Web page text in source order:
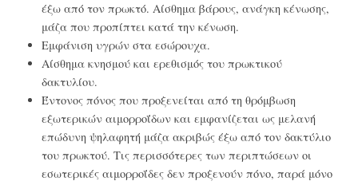
έξω από τον πρωκτό. Αίσθημα βάρους, ανάγκη κένωσης,
μάζα που προπίπτει κατά την κένωση.
Εμφάνιση υγρών στα εσώρουχα.
Αίσθημα κνησμού και ερεθισμός του πρωκτικού
δακτυλίου.
Έντονος πόνος που προξενείται από τη θρόμβωση
εξωτερικών αιμορροΐδων και εμφανίζεται ως μελανή
επώδυνη ψηλαφητή μάζα ακριβώς έξω από τον δακτύλιο
του πρωκτού. Τις περισσότερες των περιπτώσεων οι
εσωτερικές αιμορροΐδες δεν προξενούν πόνο, παρά μόνο